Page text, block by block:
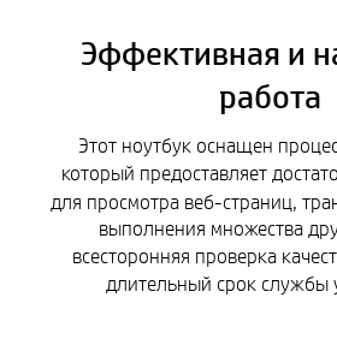
Эффективная и
работа
Этот ноутбук оснащен
который предоставляет
для просмотра веб-страниц,
выполнения множества
всесторонняя проверка
длительный срок службы